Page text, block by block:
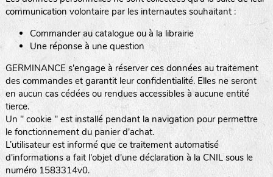
communication volontaire par les internautes souhaitant :
Commander au catalogue ou à la librairie
Une réponse à une question
GERMINANCE s'engage à réserver ces données au traitement
des commandes et garantit leur confidentialité. Elles ne seront
en aucun cas cédées ou rendues accessibles à aucune entité
tierce.
Un " cookie " est installé pendant la navigation pour permettre
le fonctionnement du panier d'achat.
L’utilisateur est informé que ce traitement automatisé
d'informations a fait l'objet d'une déclaration à la CNIL sous le
numéro 1583314v0.